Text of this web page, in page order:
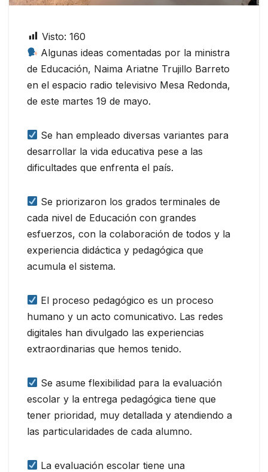
Visto: 160
Algunas ideas comentadas por la ministra
de Educación, Naima Ariatne Trujillo Barreto
en el espacio radio televisivo Mesa Redonda,
de este martes 19 de mayo.
Se han empleado diversas variantes para
desarrollar la vida educativa pese a las
dificultades que enfrenta el país.
Se priorizaron los grados terminales de
cada nivel de Educación con grandes
esfuerzos, con la colaboración de todos y la
experiencia didáctica y pedagógica que
acumula el sistema.
El proceso pedagógico es un proceso
humano y un acto comunicativo. Las redes
digitales han divulgado las experiencias
extraordinarias que hemos tenido.
Se asume flexibilidad para la evaluación
escolar y la entrega pedagógica tiene que
tener prioridad, muy detallada y atendiendo a
las particularidades de cada alumno.
La evaluación escolar tiene una